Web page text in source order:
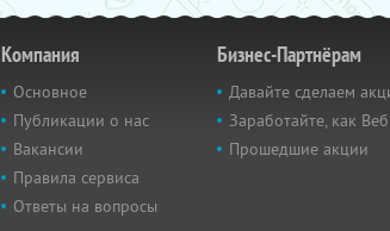
Компания
Основное
Публикации о нас
Вакансии
Правила сервиса
Ответы на вопросы
Бизнес-Партнёрам
Давайте сделаем
Заработайте, как
Прошедшие акции